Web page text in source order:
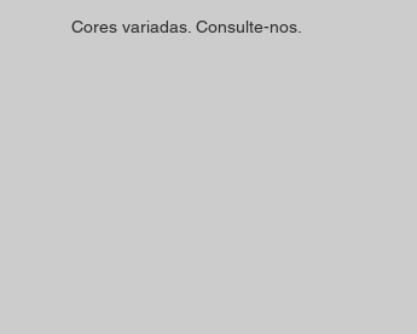
Cores variadas. Consulte-nos.